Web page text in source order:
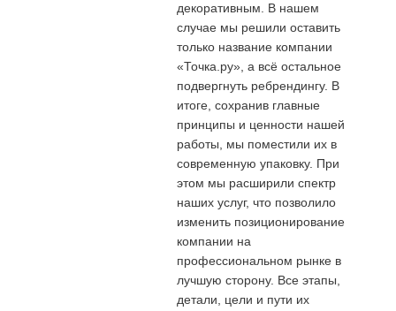
декоративным. В нашем
случае мы решили оставить
только название компании
«Точка.ру», а всё остальное
подвергнуть ребрендингу. В
итоге, сохранив главные
принципы и ценности нашей
работы, мы поместили их в
современную упаковку. При
этом мы расширили спектр
наших услуг, что позволило
изменить позиционирование
компании на
профессиональном рынке в
лучшую сторону. Все этапы,
детали, цели и пути их